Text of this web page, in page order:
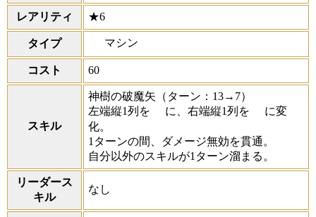
レアリティ ★6
タイプ マシン
コスト 60
スキル
神樹の破魔矢 （ターン：13→7）
左端縦1列を
に、右端縦1列を
に変
化。
1ターンの間、ダメージ無効を貫通。
自分以外のスキルが1ターン溜まる。
リーダース
キル
なし